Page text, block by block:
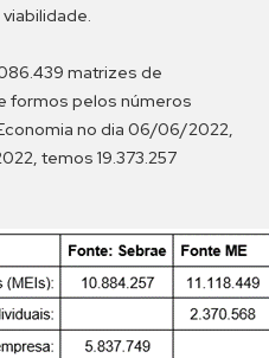
matrizes de
formos pelos números
no dia 06/06/2022,
temos 19.373.257